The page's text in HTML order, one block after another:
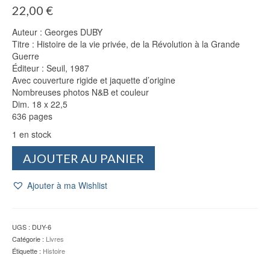
22,00 €
Auteur : Georges DUBY
Titre : Histoire de la vie privée, de la Révolution à la Grande
Guerre
Éditeur : Seuil, 1987
Avec couverture rigide et jaquette d’origine
Nombreuses photos N&B et couleur
Dim. 18 x 22,5
636 pages
1 en stock
de
privée
-
Georges
AJOUTER AU PANIER
Ajouter à ma Wishlist
UGS : DUY-6
Catégorie : Livres
Étiquette : Histoire